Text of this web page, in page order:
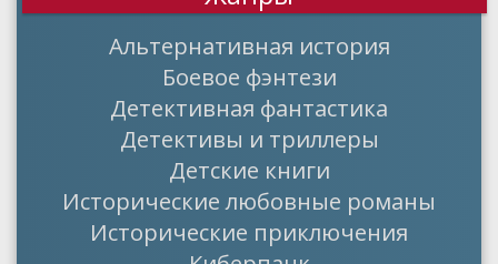
Альтернативная история
Боевое фэнтези
Детективная фантастика
Детективы и триллеры
Детские книги
Исторические любовные романы
Исторические приключения